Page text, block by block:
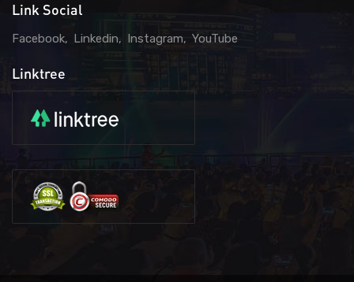
Link Social
Facebook Linkedin Instagram YouTube
Linktree